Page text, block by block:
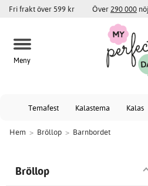
Fri frakt över 599 kr Över 290 000
Meny
Temafest Kalastema Kalas
Hem > Bröllop > Barnbordet
Bröllop